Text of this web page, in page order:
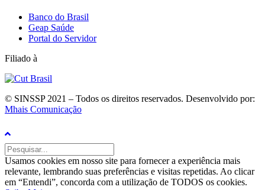
Banco do Brasil
Geap Saúde
Portal do Servidor
Filiado à
© SINSSP 2021 – Todos os direitos reservados. Desenvolvido por:
Mhais Comunicação
Usamos cookies em nosso site para fornecer a experiência mais
relevante, lembrando suas preferências e visitas repetidas. Ao clicar
em “Entendi”, concorda com a utilização de TODOS os cookies.